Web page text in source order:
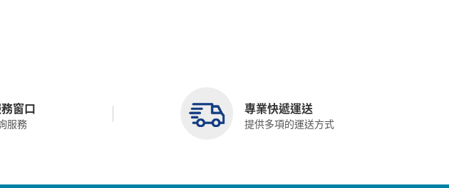
窗口
服務
專業快遞運送
提供多項的運送方式